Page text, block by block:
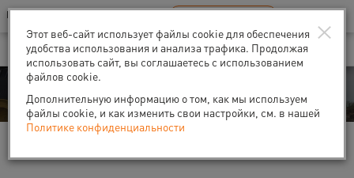
Ваш город:Санкт-Петербург
В Вашем регионе нет наших офисов RU EN
События
×
Этот веб-сайт использует файлы cookie для обеспечения
удобства использования и анализа трафика. Продолжая
использовать сайт, вы соглашаетесь с использованием
файлов cookie.
Дополнительную информацию о том, как мы используем
файлы cookie, и как изменить свои настройки, см. в нашей
Политике конфиденциальности